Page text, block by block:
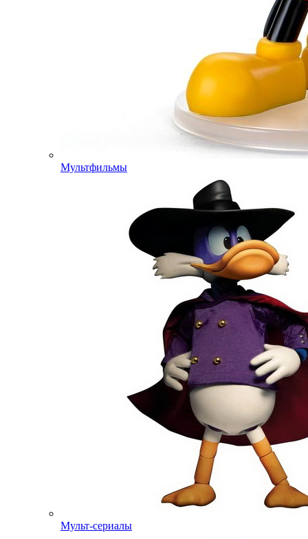
Мультфильмы
Мульт-сериалы